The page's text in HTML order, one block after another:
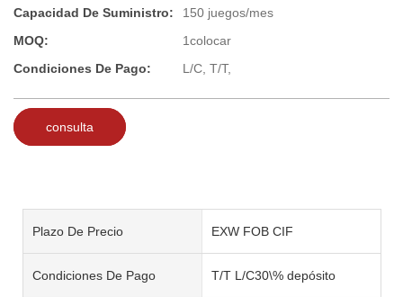
Capacidad De Suministro:
150 juegos/mes
MOQ:
1colocar
Condiciones De Pago:
L/C, T/T,
consulta
Plazo De Precio EXW FOB CIF
Condiciones De Pago T/T L/C30\% depósito